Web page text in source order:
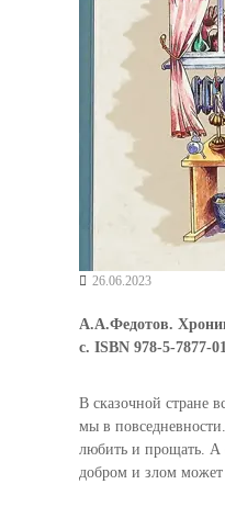
26.06.2023
А.А.Федотов.
с. ISBN 978-5-7877-
В сказочной стране
мы в
любить и прощать. А
добром и злом может